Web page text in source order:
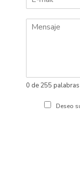
b
0 de 255
Deseo